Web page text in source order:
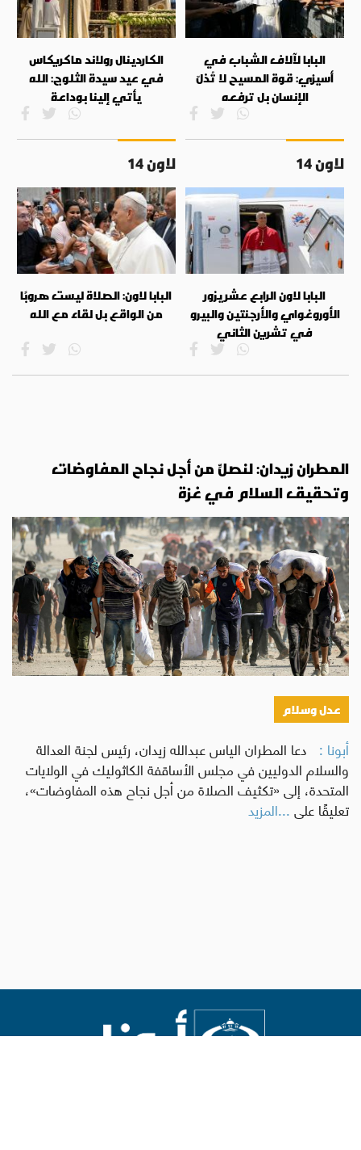
البابا لآلاف الشباب في
أسيزي: قوة المسيح لا تُذلّ
الإنسان بل ترفعه
الكاردينال رولاند ماكريكاس
في عيد سيدة الثلوج: الله
يأتي إلينا بوداعة
لاون 14
البابا لاون الرابع عشر يزور
الأوروغواي والأرجنتين والبيرو
في تشرين الثاني
لاون 14
البابا لاون: الصلاة ليست هروبًا
من الواقع بل لقاء مع الله
المطران زيدان: لنصلِّ من أجل نجاح المفاوضات
وتحقيق السلام في غزة
عدل وسلام
أبونا : دعا المطران الياس عبدالله زيدان، رئيس لجنة العدالة
والسلام الدوليين في مجلس الأساقفة الكاثوليك في الولايات
المتحدة، إلى «تكثيف الصلاة من أجل نجاح هذه المفاوضات»،
تعليقًا على...المزيد